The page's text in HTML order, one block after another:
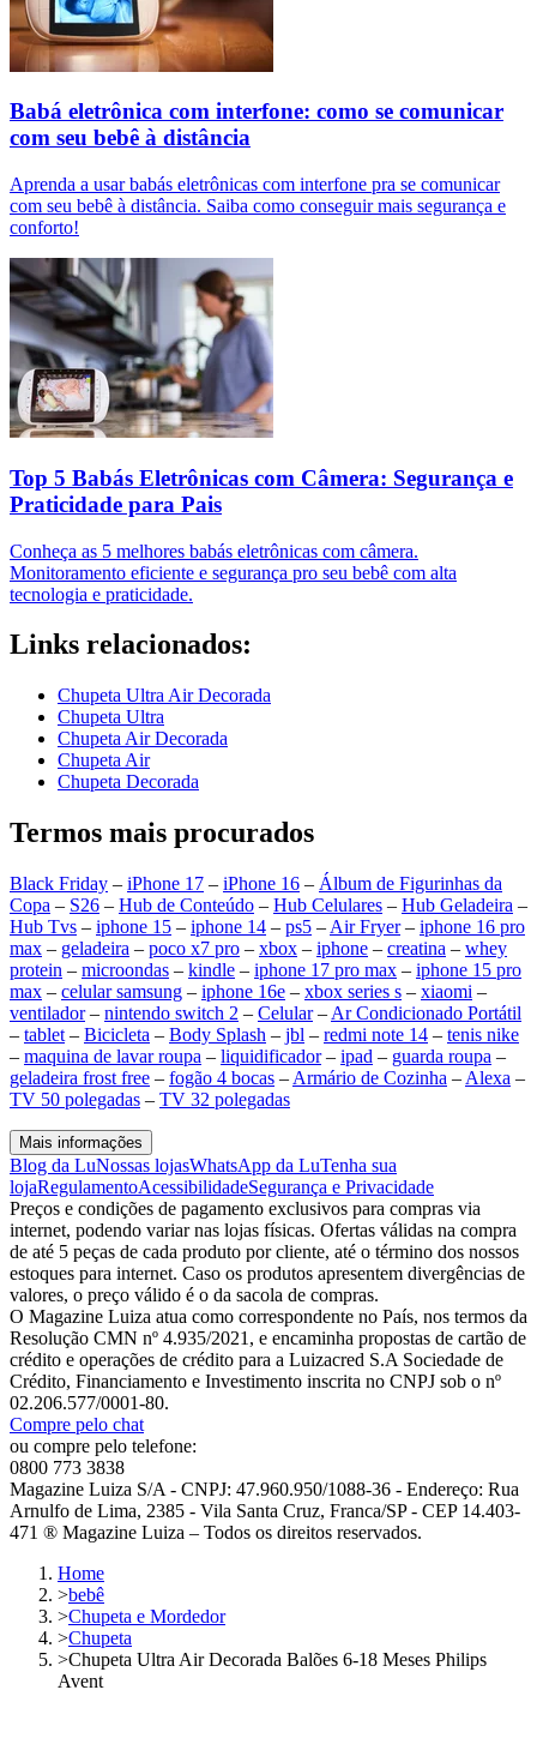
Babá eletrônica com interfone: como se comunicar
com seu bebê à distância
Aprenda a usar babás eletrônicas com interfone pra se comunicar
com seu bebê à distância. Saiba como conseguir mais segurança e
conforto!
Top 5 Babás Eletrônicas com Câmera: Segurança e
Praticidade para Pais
Conheça as 5 melhores babás eletrônicas com câmera.
Monitoramento eficiente e segurança pro seu bebê com alta
tecnologia e praticidade.
Links relacionados:
Chupeta Ultra Air Decorada
Chupeta Ultra
Chupeta Air Decorada
Chupeta Air
Chupeta Decorada
Termos mais procurados
Black Friday – iPhone 17 – iPhone 16 – Álbum de Figurinhas da
Copa – S26 – Hub de Conteúdo – Hub Celulares – Hub Geladeira –
Hub Tvs – iphone 15 – iphone 14 – ps5 – Air Fryer– iphone 16 pro
max – geladeira – poco x7 pro – xbox – iphone – creatina – whey
protein – microondas – kindle – iphone 17 pro max – iphone 15 pro
max – celular samsung – iphone 16e – xbox series s – xiaomi –
ventilador– nintendo switch 2 – Celular– Ar Condicionado Portátil
– tablet – Bicicleta – Body Splash – jbl – redmi note 14 – tenis nike
– maquina de lavar roupa – liquidificador– ipad – guarda roupa –
geladeira frost free – fogão 4 bocas – Armário de Cozinha – Alexa –
TV 50 polegadas – TV 32 polegadas
Mais informações
Blog da LuNossas lojasWhatsApp da LuTenha sua
lojaRegulamentoAcessibilidadeSegurança e Privacidade
Preços e condições de pagamento exclusivos para compras via
internet, podendo variar nas lojas físicas. Ofertas válidas na compra
de até 5 peças de cada produto por cliente, até o término dos nossos
estoques para internet. Caso os produtos apresentem divergências de
valores, o preço válido é o da sacola de compras.
O Magazine Luiza atua como correspondente no País, nos termos da
Resolução CMN nº 4.935/2021, e encaminha propostas de cartão de
crédito e operações de crédito para a Luizacred S.A Sociedade de
Crédito, Financiamento e Investimento inscrita no CNPJ sob o nº
02.206.577/0001-80.
Compre pelo chat
ou compre pelo telefone:
0800 773 3838
Magazine Luiza S/A - CNPJ: 47.960.950/1088-36 - Endereço: Rua
Arnulfo de Lima, 2385 - Vila Santa Cruz, Franca/SP - CEP 14.403-
471 ® Magazine Luiza – Todos os direitos reservados.
Home
>bebê
>Chupeta e Mordedor
>Chupeta
>Chupeta Ultra Air Decorada Balões 6-18 Meses Philips
Avent